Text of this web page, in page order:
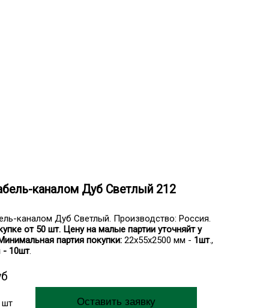
каналом Дуб Светлый 212
каналом Дуб Светлый. Производство: Россия.
от 50 шт. Цену на малые партии уточняйт у
партия покупки: 22х55х2500 мм - 1шт.,
- 10шт.
шт